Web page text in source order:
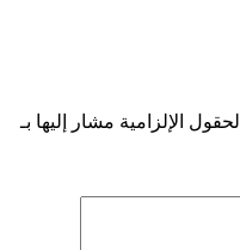
الحقول الإلزامية مشار إليها بـ